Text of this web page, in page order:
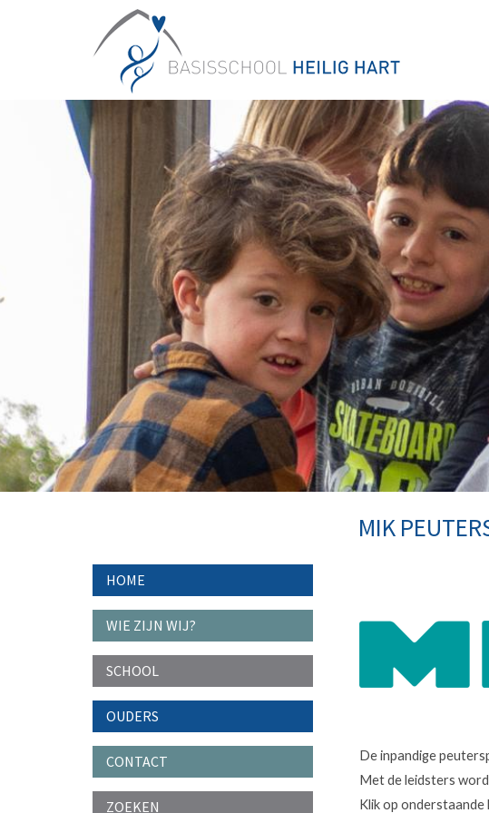
HOME
WIE ZIJN WIJ?
SCHOOL
OUDERS
CONTACT
ZOEKEN
MIK
De inpandige
Met de leidsters
Klik op